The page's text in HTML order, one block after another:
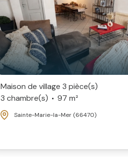
Maison de village 3 pièce(s)
3 chambre(s)
97 m²
Sainte-Marie-la-Mer (66470)